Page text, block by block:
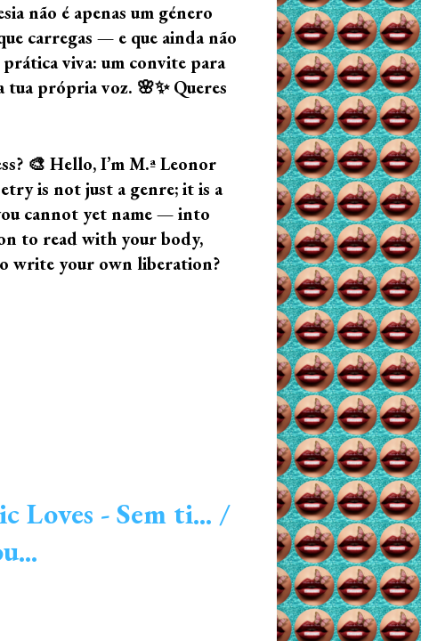
não é apenas um género
carregas — e que ainda não
viva: um convite para
tua própria voz. 🌸✨ Queres
🎨 Hello, I’m M.ª Leonor
is not just a genre; it is a
cannot yet name — into
to read with your body,
write your own liberation?
Loves - Sem ti... /